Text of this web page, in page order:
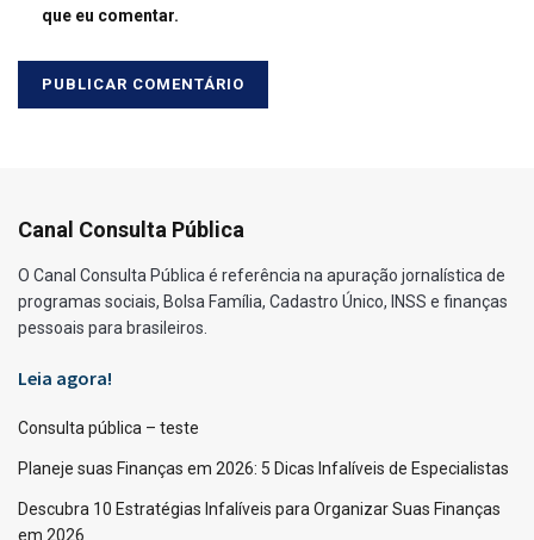
que eu comentar.
Canal Consulta Pública
O Canal Consulta Pública é referência na apuração jornalística de
programas sociais, Bolsa Família, Cadastro Único, INSS e finanças
pessoais para brasileiros.
Leia agora!
Consulta pública – teste
Planeje suas Finanças em 2026: 5 Dicas Infalíveis de Especialistas
Descubra 10 Estratégias Infalíveis para Organizar Suas Finanças
em 2026